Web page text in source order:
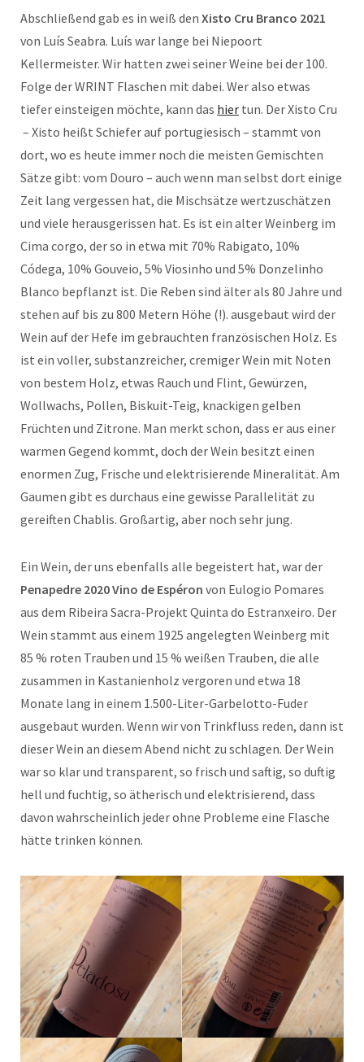
Abschließend gab es in weiß den Xisto Cru Branco 2021
von Luís Seabra. Luís war lange bei Niepoort
Kellermeister. Wir hatten zwei seiner Weine bei der 100.
Folge der WRINT Flaschen mit dabei. Wer also etwas
tiefer einsteigen möchte, kann das hier tun. Der Xisto Cru
– Xisto heißt Schiefer auf portugiesisch – stammt von
dort, wo es heute immer noch die meisten Gemischten
Sätze gibt: vom Douro – auch wenn man selbst dort einige
Zeit lang vergessen hat, die Mischsätze wertzuschätzen
und viele herausgerissen hat. Es ist ein alter Weinberg im
Cima corgo, der so in etwa mit 70% Rabigato, 10%
Códega, 10% Gouveio, 5% Viosinho und 5% Donzelinho
Blanco bepflanzt ist. Die Reben sind älter als 80 Jahre und
stehen auf bis zu 800 Metern Höhe (!). ausgebaut wird der
Wein auf der Hefe im gebrauchten französischen Holz. Es
ist ein voller, substanzreicher, cremiger Wein mit Noten
von bestem Holz, etwas Rauch und Flint, Gewürzen,
Wollwachs, Pollen, Biskuit-Teig, knackigen gelben
Früchten und Zitrone. Man merkt schon, dass er aus einer
warmen Gegend kommt, doch der Wein besitzt einen
enormen Zug, Frische und elektrisierende Mineralität. Am
Gaumen gibt es durchaus eine gewisse Parallelität zu
gereiften Chablis. Großartig, aber noch sehr jung.
Ein Wein, der uns ebenfalls alle begeistert hat, war der
Penapedre 2020Vino de Espéron von Eulogio Pomares
aus dem Ribeira Sacra-Projekt Quinta do Estranxeiro. Der
Wein stammt aus einem 1925 angelegten Weinberg mit
85 % roten Trauben und 15 % weißen Trauben, die alle
zusammen in Kastanienholz vergoren und etwa 18
Monate lang in einem 1.500-Liter-Garbelotto-Fuder
ausgebaut wurden. Wenn wir von Trinkfluss reden, dann ist
dieser Wein an diesem Abend nicht zu schlagen. Der Wein
war so klar und transparent, so frisch und saftig, so duftig
hell und fuchtig, so ätherisch und elektrisierend, dass
davon wahrscheinlich jeder ohne Probleme eine Flasche
hätte trinken können.